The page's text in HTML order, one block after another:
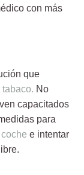
con más
que
No
capacitados
para
e intentar